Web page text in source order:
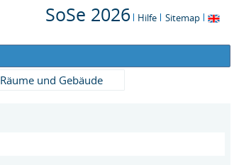
SoSe 2026 Hilfe Sitemap
Räume und Gebäude